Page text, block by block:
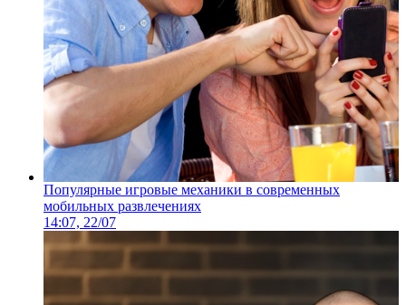
Популярные игровые механики в современных
мобильных развлечениях
14:07, 22/07